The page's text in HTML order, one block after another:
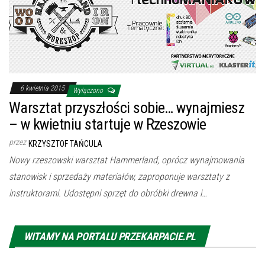
6 kwietnia 2015 Wyłączono
Warsztat przyszłości sobie… wynajmiesz
– w kwietniu startuje w Rzeszowie
przez KRZYSZTOF TAŃCULA
Nowy rzeszowski warsztat Hammerland, oprócz wynajmowania
stanowisk i sprzedaży materiałów, zaproponuje warsztaty z
instruktorami. Udostępni sprzęt do obróbki drewna i…
WITAMY NA PORTALU PRZEKARPACIE.PL